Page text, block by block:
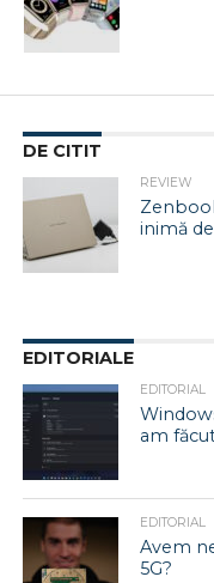
DE CITIT
REVIEW
inimă
EDITORIALE
EDITORIAL
am
EDITORIAL
Avem
5G?